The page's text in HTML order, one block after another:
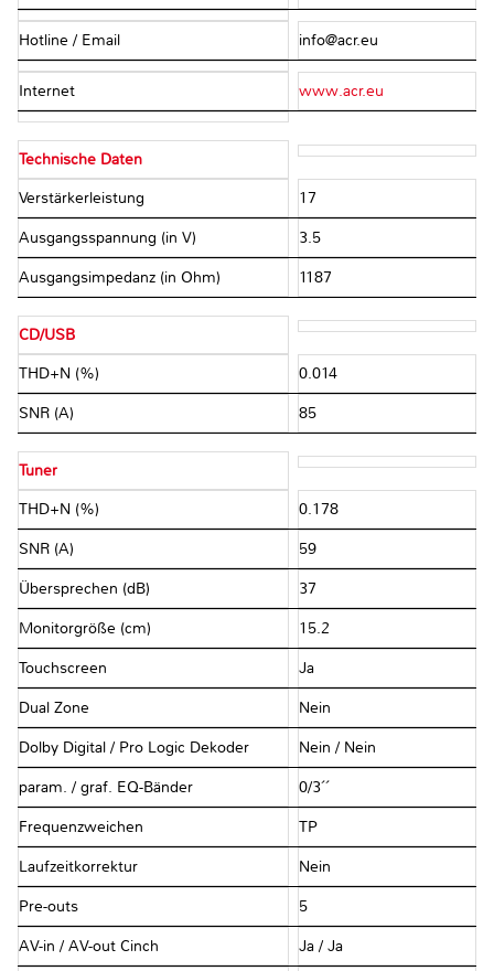
Hotline / Email info@acr.eu
Internet www.acr.eu
Technische Daten
Verstärkerleistung 17
Ausgangsspannung (in V) 3.5
Ausgangsimpedanz (in Ohm) 1187
CD/USB
THD+N (%) 0.014
SNR (A) 85
Tuner
THD+N (%) 0.178
SNR (A) 59
Übersprechen (dB) 37
Monitorgröße (cm) 15.2
Touchscreen Ja
Dual Zone Nein
Dolby Digital / Pro Logic Dekoder Nein / Nein
param. / graf. EQ-Bänder 0/3´´
Frequenzweichen TP
Laufzeitkorrektur Nein
Pre-outs 5
AV-in / AV-out Cinch Ja / Ja